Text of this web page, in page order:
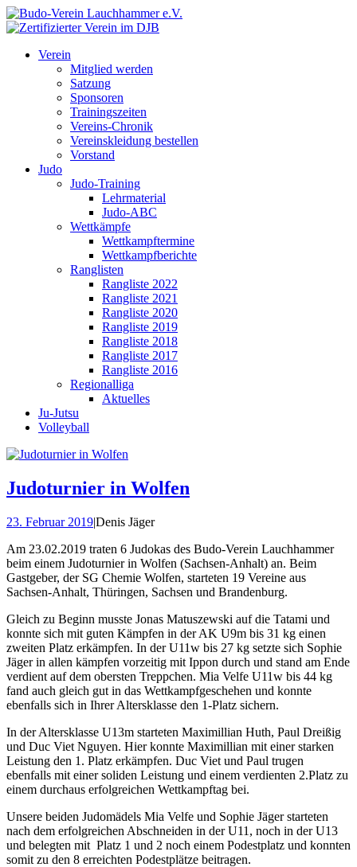
Verein
Mitglied werden
Satzung
Sponsoren
Trainingszeiten
Vereins-Chronik
Vereinskleidung bestellen
Vorstand
Judo
Judo-Training
Lehrmaterial
Judo-ABC
Wettkämpfe
Wettkampftermine
Wettkampfberichte
Ranglisten
Rangliste 2022
Rangliste 2021
Rangliste 2020
Rangliste 2019
Rangliste 2018
Rangliste 2017
Rangliste 2016
Regionalliga
Aktuelles
Ju-Jutsu
Volleyball
Judoturnier in Wolfen
23. Februar 2019|Denis Jäger
Am 23.02.2019 traten 6 Judokas des Budo-Verein Lauchhammer
beim einem Judoturnier in Wolfen (Sachsen-Anhalt) an. Beim
Gastgeber, der SG Chemie Wolfen, starteten 19 Vereine aus
Sachsen-Anhalt, Thüringen, Sachsen und Brandenburg.
Gleich zu Beginn musste Jonas Matuszewski auf die Tatami und
konnte sich mit guten Kämpfen in der AK U9m bis 31 kg einen
zweiten Platz erkämpfen. In der U11w bis 27 kg setzte sich Sophie
Jäger in allen kämpfen vorzeitig mit Ippon durch und stand am Ende
verdient auf dem obersten Treppchen. Mia Velfe U11w bis 44 kg
fand auch gleich gut in das Wettkampfgeschehen und konnte
ebenfalls sich in Ihrer Altersklasse den 1-Platz sichern.
In der Altersklasse U13m starteten Maximillian Huth, Paul Dreißig
und Duc Viet Nguyen. Hier konnte Maximillian mit einer starken
Leistung den 1. Platz erkämpfen. Duc Viet und Paul trugen
ebenfalls mit einer soliden Leistung und einem verdienten 2.Platz zu
einem durchaus erfolgreichen Wettkampftag bei.
Unsere beiden Judomädels Mia Velfe und Sophie Jäger starteten
nach dem erfolgreichen Abschneiden in der U11, noch in der U13
und belegten mit Platz 1 und 2 noch einem Podestplatz und konnten
somit zu den 8 erreichten Podestplätze beitragen.